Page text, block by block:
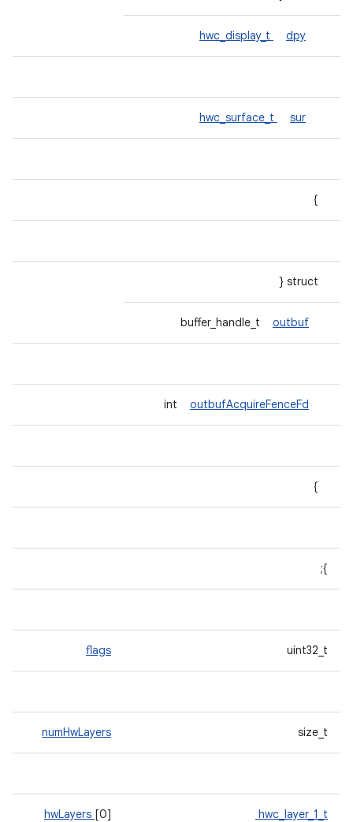
hwc_display_t dpy
hwc_surface_t sur
}
outbuf
outbufAcquireFenceFd
}
};
uint32_t
flags
size_t
numHwLayers
hwc_layer_1_t
hwLayers [0]